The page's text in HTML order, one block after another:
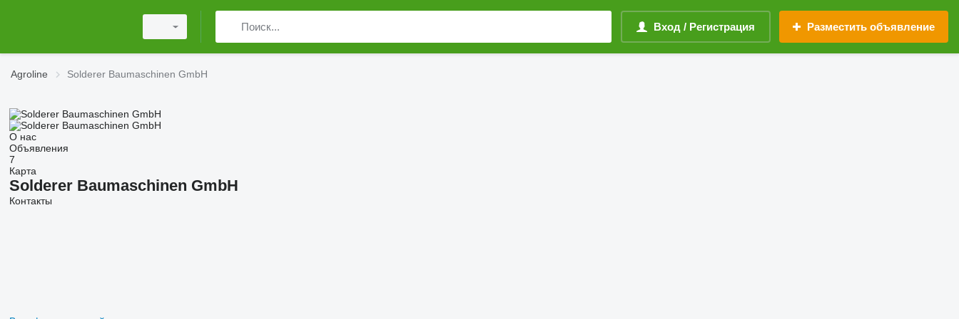
Вход / Регистрация Разместить объявление
Agroline Solderer Baumaschinen GmbH
О нас
Объявления
7
Карта
Solderer Baumaschinen GmbH
Контакты